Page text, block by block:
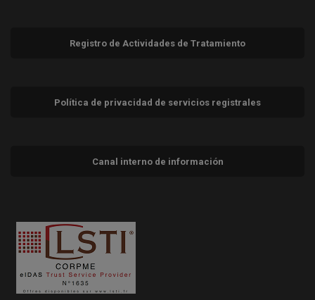
Registro de Actividades de Tratamiento
Política de privacidad de servicios registrales
Canal interno de información